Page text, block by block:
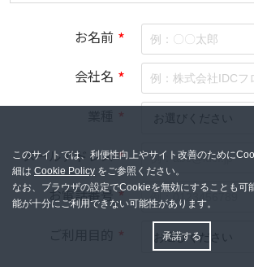
このサイトでは、利便性向上やサイト改善のために
細は Cookie Policy をご参照ください。
なお、ブラウザの設定でCookieを無効にすることも可
能が十分にご利用できない可能性があります。
承諾する
お名前 *
会社名 *
*
メールアドレス *
お電話番号 *
*